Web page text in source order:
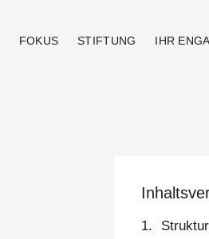
FOKUS STIFTUNG IHR